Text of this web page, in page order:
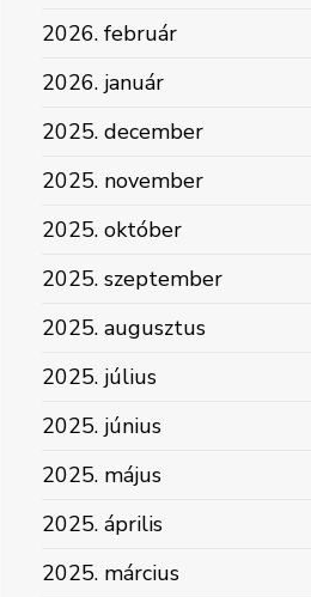
2026. február
2026. január
2025. december
2025. november
2025. október
2025. szeptember
2025. augusztus
2025. július
2025. június
2025. május
2025. április
2025. március